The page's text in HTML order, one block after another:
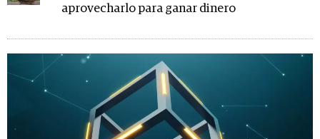
aprovecharlo para ganar dinero